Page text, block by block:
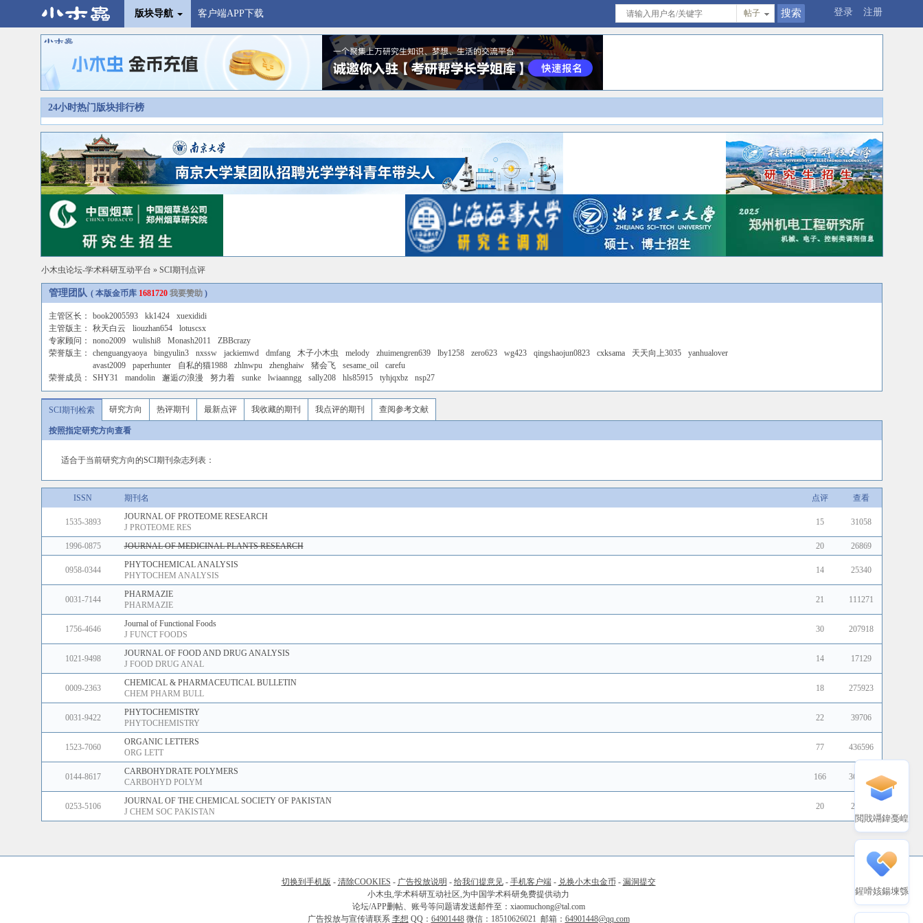
版块导航 客户端APP下载 登录 注册
帖子
24小时热门版块排行榜
小木虫论坛-学术科研互动平台 » SCI期刊点评
管理团队 ( 本版金币库 1681720 我要赞助)
主管区长： book2005593 kk1424
xuexididi
主管版主：
秋天白云 liouzhan654
lotuscsx
专家顾问：
nono2009 wulishi8 Monash2011
ZBBcrazy
荣誉版主：
chenguangyaoya bingyulin3 nxssw jackiemwd dmfang 木子小木虫 melody zhuimengren639 lby1258 zero623 wg423 qingshaojun0823 cxksama 天天向上3035
yanhualover
avast2009
paperhunter 自私的猫1988 zhlnwpu zhenghaiw 猪会飞 sesame_oil
carefu
荣誉成员：
SHY31 mandolin 邂逅の浪漫 努力着 sunke lwiaanngg sally208 hls85915 tyhjqxbz nsp27
SCI期刊检索 研究方向 热评期刊 最新点评 我收藏的期刊 我点评的期刊 查阅参考文献
按照指定研究方向查看
适合于当前研究方向的SCI期刊杂志列表：
ISSN 期刊名 点评 查看
1535-3893
JOURNAL OF PROTEOME RESEARCH
J PROTEOME RES
15 31058
1996-0875 JOURNAL OF MEDICINAL PLANTS RESEARCH 20 26869
0958-0344
PHYTOCHEMICAL ANALYSIS
PHYTOCHEM ANALYSIS
14 25340
0031-7144
PHARMAZIE
PHARMAZIE
21 111271
1756-4646
Journal of Functional Foods
J FUNCT FOODS
30 207918
1021-9498
JOURNAL OF FOOD AND DRUG ANALYSIS
J FOOD DRUG ANAL
14 17129
0009-2363
CHEMICAL & PHARMACEUTICAL BULLETIN
CHEM PHARM BULL
18 275923
0031-9422
PHYTOCHEMISTRY
PHYTOCHEMISTRY
22 39706
1523-7060
ORGANIC LETTERS
ORG LETT
77 436596
0144-8617
CARBOHYDRATE POLYMERS
CARBOHYD POLYM
166 366536
0253-5106
JOURNAL OF THE CHEMICAL SOCIETY OF PAKISTAN
J CHEM SOC PAKISTAN
20 23437
切换到手机版 - 清除COOKIES - 广告投放说明 - 给我们提意见- 手机客户端- 兑换小木虫金币 - 漏洞提交
小木虫,学术科研互动社区,为中国学术科研免费提供动力
论坛/APP删帖、账号等问题请发送邮件至：xiaomuchong@tal.com
广告投放与宣传请联系 李想 QQ： 64901448微信：18510626021 邮箱： 64901448@qq.com
閲戝竵鍏戞崲
鍟嗗姟鍚堜綔